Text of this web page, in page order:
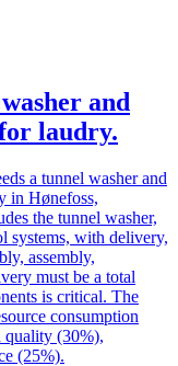
and
laudry.
a tunnel washer and
in Hønefoss,
the tunnel washer,
systems, with delivery,
assembly,
must be a total
is critical. The
consumption
quality (30%),
(25%).